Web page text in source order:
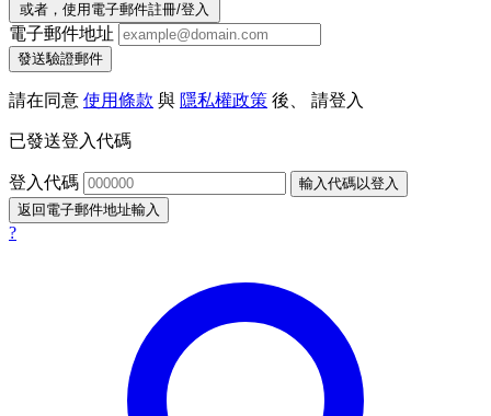
或者，使用電子郵件註冊/登入
電子郵件地址
發送驗證郵件
請在同意 使用條款 與 隱私權政策 後、 請登入
已發送登入代碼
登入代碼
輸入代碼以登入
返回電子郵件地址輸入
?